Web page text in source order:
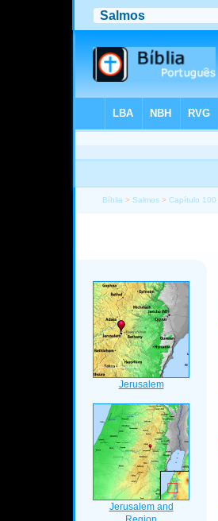
Bíblia > Salmos >Capítulo 100